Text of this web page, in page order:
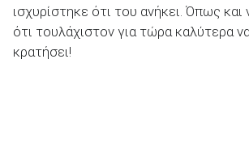
ΑΝΑΖΗΤΗΣΗ
Επιχειρήσεις
ισχυρίστηκε ότι του ανήκει. Όπως και
ότι τουλάχιστον για τώρα καλύτερα
κρατήσει!